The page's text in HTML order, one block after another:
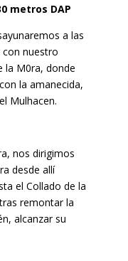
metros DAP
a las
con nuestro
la M0ra, donde
la amanecida,
Mulhacen.
nos dirigimos
desde allí
el Collado de la
remontar la
alcanzar su